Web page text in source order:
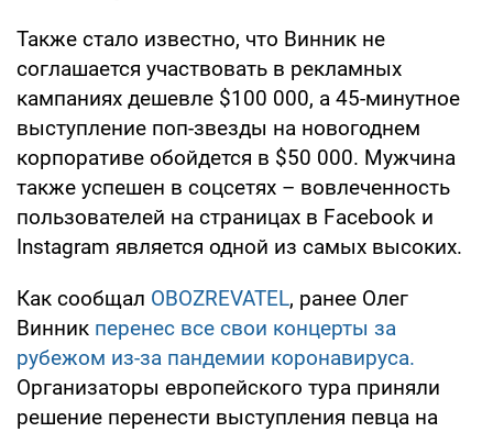
Также стало известно, что Винник не
соглашается участвовать в рекламных
кампаниях дешевле $100 000, а 45-минутное
выступление поп-звезды на новогоднем
корпоративе обойдется в $50 000. Мужчина
также успешен в соцсетях – вовлеченность
пользователей на страницах в Facebook и
Instagram является одной из самых высоких.
Как сообщал OBOZREVATEL, ранее Олег
Винник перенес все свои концерты за
рубежом из-за пандемии коронавируса.
Организаторы европейского тура приняли
решение перенести выступления певца на